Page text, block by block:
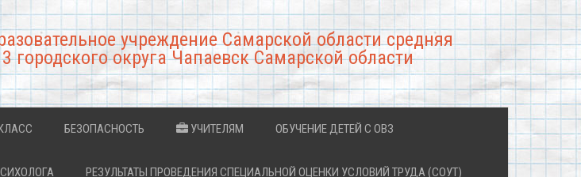
учреждение Самарской области средняя
округа Чапаевск Самарской области
БЕЗОПАСНОСТЬ УЧИТЕЛЯМ ОБУЧЕНИЕ ДЕТЕЙ С ОВЗ
РЕЗУЛЬТАТЫ ПРОВЕДЕНИЯ СПЕЦИАЛЬНОЙ ОЦЕНКИ УСЛОВИЙ ТРУДА (СОУТ)